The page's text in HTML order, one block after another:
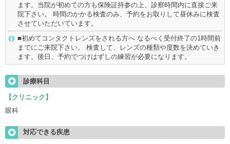
ます。当院が初めての方も保険証持参の上、診察時間内に直接ご来
院下さい。 時間のかかる検査のみ、予約をお取りして昼休みに検査
させていただいています。
■初めてコンタクトレンズをされる方へ なるべく受付終了の1時間前
までにご来院下さい。 検査して、レンズの種類や度数を決めていき
ます。後日、予約でつけはずしの練習が必要になります。
診療科目
【クリニック】 
眼科
対応できる疾患